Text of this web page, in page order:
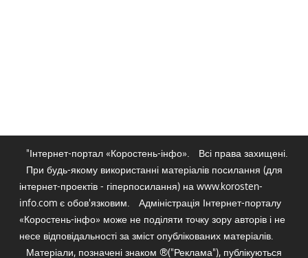
"Інтернет-портал «Коростень-інфо».
Всі права захищені.
При будь-якому використанні матеріалів посилання (для
інтернет-проектів - гіперпосилання) на www.korosten-
info.com є обов'язковим.
Адміністрація Інтернет-порталу
«Коростень-інфо» може не поділяти точку зору авторів і не
несе відповідальності за зміст опублікованих матеріалів.
Матеріали, позначені знаком ®("Реклама"), публікуються